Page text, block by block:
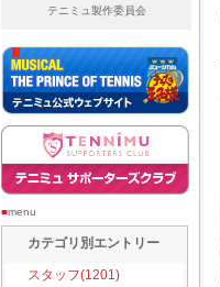
テニミュ製作委員会
■menu
カテゴリ別エントリー
スタッフ(1201)